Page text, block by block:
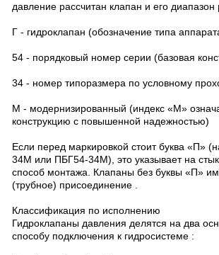
давление рассчитан клапан и его диапазон
Г - гидроклапан (обозначение типа
54 - порядковый номер серии (базовая
34 - номер типоразмера по условному
М - модернизированный (индекс «М»
конструкцию с повышенной надежностью)
Если перед маркировкой стоит буква «П»
34М или ПБГ54-34М), это указывает на
способ монтажа. Клапаны без буквы «П»
(трубное) присоединение .
Классификация по исполнению
Гидроклапаны давления делятся на два
способу подключения к гидросистеме :